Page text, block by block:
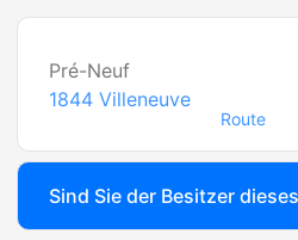
Pré-Neuf
1844 Villeneuve
Route
Sind Sie der Besitzer